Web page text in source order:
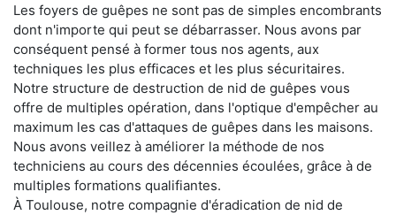
Les foyers de guêpes ne sont pas de simples encombrants
dont n'importe qui peut se débarrasser. Nous avons par
conséquent pensé à former tous nos agents, aux
techniques les plus efficaces et les plus sécuritaires.
Notre structure de destruction de nid de guêpes vous
offre de multiples opération, dans l'optique d'empêcher au
maximum les cas d'attaques de guêpes dans les maisons.
Nous avons veillez à améliorer la méthode de nos
techniciens au cours des décennies écoulées, grâce à de
multiples formations qualifiantes.
À Toulouse, notre compagnie d'éradication de nid de